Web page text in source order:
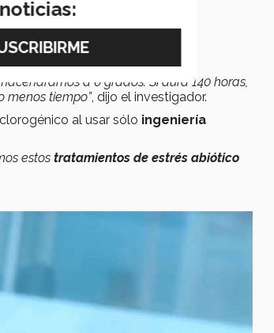
a 0 grados. Si dura 140 horas,
menos tiempo”, dijo el investigador.
al usar sólo ingeniería
estos tratamientos de estrés abiótico
noticias: